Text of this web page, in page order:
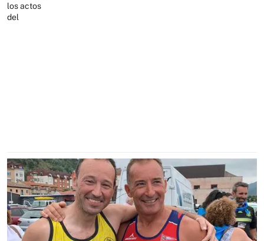
los actos
del